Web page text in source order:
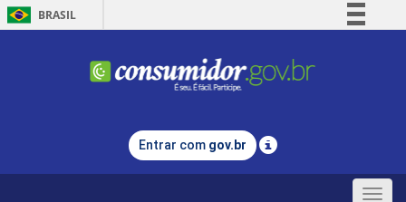
BRASIL
Comunica BR
Legislação
Entrar com gov.br
Toggle